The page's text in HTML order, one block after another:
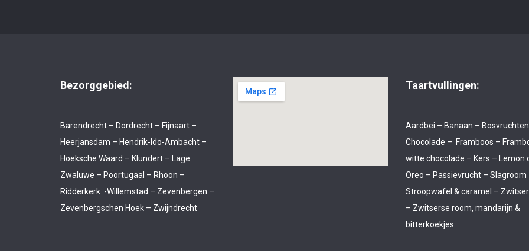
Bezorggebied:
Barendrecht – Dordrecht – Fijnaart –
Heerjansdam – Hendrik-Ido-Ambacht –
Hoeksche Waard – Klundert – Lage
Zwaluwe – Poortugaal – Rhoon –
Ridderkerk -Willemstad – Zevenbergen –
Zevenbergschen Hoek – Zwijndrecht
Taartvullingen:
Aardbei – Banaan –
Chocolade – Framboos –
witte chocolade – Kers – Lemon
Oreo – Passievrucht – Slagroom
Stroopwafel & caramel –
– Zwitserse room, mandarijn &
bitterkoekjes